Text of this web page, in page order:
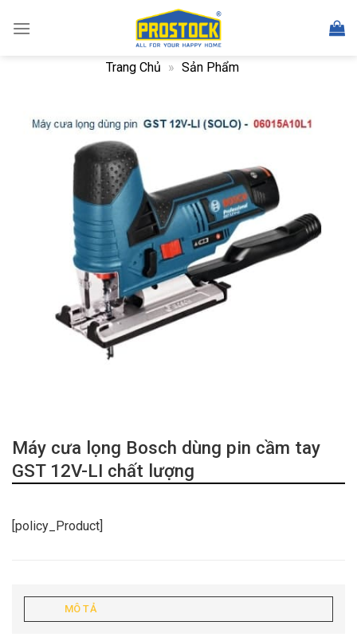
Trang Chủ » Sản Phẩm
Máy cưa lọng Bosch dùng pin cầm tay
GST 12V-LI chất lượng
[policy_Product]
MÔ TẢ